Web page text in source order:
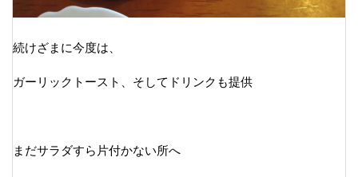
続けざまに今度は、
ガーリックトースト、そしてドリンクも提供
まだサラダすら片付かない所へ